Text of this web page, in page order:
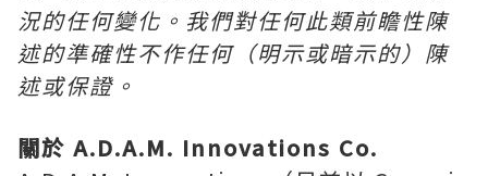
況的任何變化。我們對任何此類前瞻性陳
述的準確性不作任何（明示或暗示的）陳
述或保證。
關於 A.D.A.M. Innovations Co.